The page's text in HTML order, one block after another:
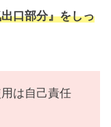
口部分』をしっ
は自己責任